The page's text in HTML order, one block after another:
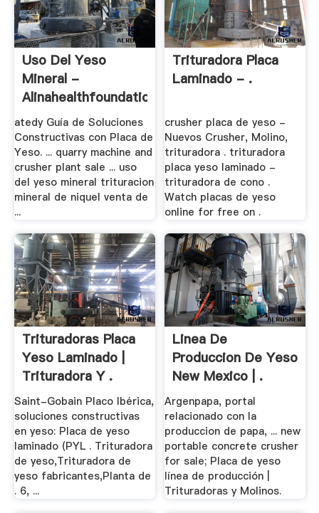
Uso Del Yeso
Mineral -
Alinahealthfoundation
atedy Guía de Soluciones
Constructivas con Placa de
Yeso. ... quarry machine and
crusher plant sale ... uso
del yeso mineral trituracion
mineral de niquel venta de
...
Trituradora Placa
Laminado - .
crusher placa de yeso -
Nuevos Crusher, Molino,
trituradora . trituradora
placa yeso laminado -
trituradora de cono .
Watch placas de yeso
online for free on .
Trituradoras Placa
Yeso Laminado |
Trituradora Y .
Saint-Gobain Placo Ibérica,
soluciones constructivas
en yeso: Placa de yeso
laminado (PYL . Trituradora
de yeso,Trituradora de
yeso fabricantes,Planta de
. 6, ...
Linea De
Produccion De Yeso
New Mexico | .
Argenpapa, portal
relacionado con la
produccion de papa, ... new
portable concrete crusher
for sale; Placa de yeso
línea de producción |
Trituradoras y Molinos.